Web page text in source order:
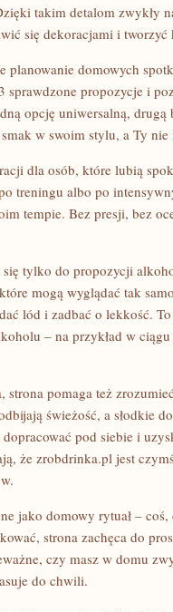
takim detalom zwykły
się dekoracjami i
planowanie domowych
sprawdzone propozycje i
opcję uniwersalną,
w swoim stylu, a Ty
dla osób, które lubią
treningu albo po
tempie. Bez presji, bez
tylko do propozycji
mogą wyglądać tak
lód i zadbać o lekkość.
– na przykład w
pomaga też
świeżość, a słodkie
pod siebie i
że zrobdrinka.pl jest
jako domowy rytuał –
strona zachęca do
czy masz w domu
do chwili.